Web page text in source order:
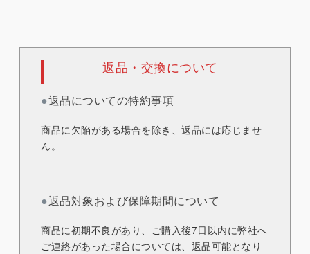
返品・交換について
●返品についての特約事項
商品に欠陥がある場合を除き、返品には応じませ
ん。
●返品対象および保障期間について
商品に初期不良があり、ご購入後7日以内に弊社へ
ご連絡があった場合については、返品可能となり